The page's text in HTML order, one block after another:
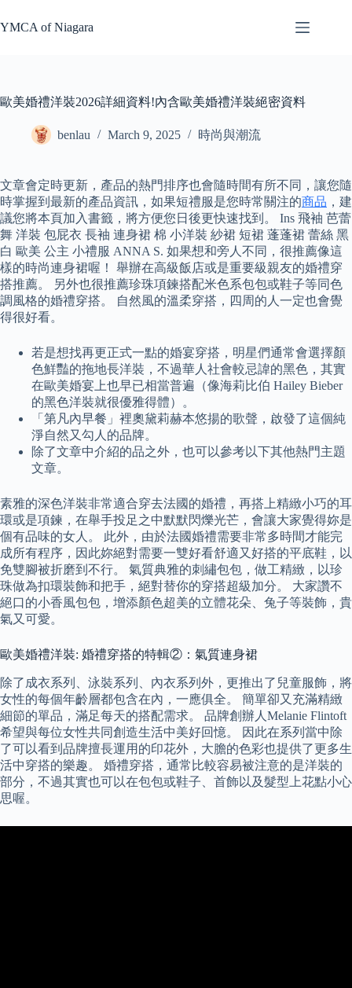
to
content
YMCA of Niagara
歐美婚禮洋裝2026詳細資料!內含歐美婚禮洋裝絕密資料
benlau March 9, 2025 時尚與潮流
文章會定時更新，產品的熱門排序也會隨時間有所不同，讓您隨
時掌握到最新的產品資訊，如果短禮服是您時常關注的商品 ，建
議您將本頁加入書籤，將方便您日後更快速找到。 Ins 飛袖 芭蕾
舞 洋裝 包屁衣 長袖 連身裙 棉 小洋裝 紗裙 短裙 蓬蓬裙 蕾絲 黑
白 歐美 公主 小禮服 ANNA S. 如果想和旁人不同，很推薦像這
樣的時尚連身裙喔！ 舉辦在高級飯店或是重要級親友的婚禮穿
搭推薦。 另外也很推薦珍珠項鍊搭配米色系包包或鞋子等同色
調風格的婚禮穿搭。 自然風的溫柔穿搭，四周的人一定也會覺
得很好看。
若是想找再更正式一點的婚宴穿搭，明星們通常會選擇顏
色鮮豔的拖地長洋裝，不過華人社會較忌諱的黑色，其實
在歐美婚宴上也早已相當普遍（像海莉比伯 Hailey Bieber
的黑色洋裝就很優雅得體）。
「第凡內早餐」裡奧黛莉赫本悠揚的歌聲，啟發了這個純
淨自然又勾人的品牌。
除了文章中介紹的品之外，也可以參考以下其他熱門主題
文章。
素雅的深色洋裝非常適合穿去法國的婚禮，再搭上精緻小巧的耳
環或是項鍊，在舉手投足之中默默閃爍光芒，會讓大家覺得妳是
個有品味的女人。 此外，由於法國婚禮需要非常多時間才能完
成所有程序，因此妳絕對需要一雙好看舒適又好搭的平底鞋，以
免雙腳被折磨到不行。 氣質典雅的刺繡包包，做工精緻，以珍
珠做為扣環裝飾和把手，絕對替你的穿搭超級加分。 大家讚不
絕口的小香風包包，增添顏色超美的立體花朵、兔子等裝飾，貴
氣又可愛。
歐美婚禮洋裝: 婚禮穿搭的特輯②：氣質連身裙
除了成衣系列、泳裝系列、內衣系列外，更推出了兒童服飾，將
女性的每個年齡層都包含在內，一應俱全。 簡單卻又充滿精緻
細節的單品，滿足每天的搭配需求。 品牌創辦人Melanie Flintoft
希望與每位女性共同創造生活中美好回憶。 因此在系列當中除
了可以看到品牌擅長運用的印花外，大膽的色彩也提供了更多生
活中穿搭的樂趣。 婚禮穿搭，通常比較容易被注意的是洋裝的
部分，不過其實也可以在包包或鞋子、首飾以及髮型上花點小心
思喔。